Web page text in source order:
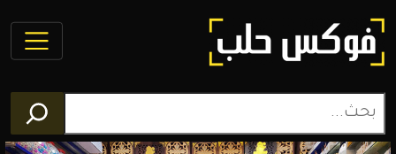
فوكس
حلب